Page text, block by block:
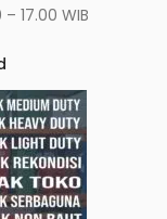
17.00 WIB